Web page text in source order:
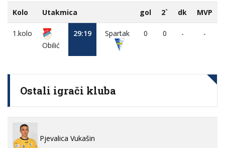
Kolo Utakmica gol 2` dk MVP
1.kolo
Obilić
29:19 Spartak 0 0 - -
Ostali igrači kluba
Pjevalica Vukašin